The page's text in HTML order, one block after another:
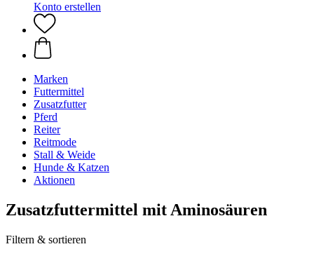
Konto erstellen
Marken
Futtermittel
Zusatzfutter
Pferd
Reiter
Reitmode
Stall & Weide
Hunde & Katzen
Aktionen
Zusatzfuttermittel mit Aminosäuren
Filtern & sortieren